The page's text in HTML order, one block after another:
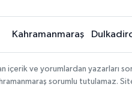
Kahramanmaraş
içerik ve yorumlardan yazarları
sorumlu tutulamaz.